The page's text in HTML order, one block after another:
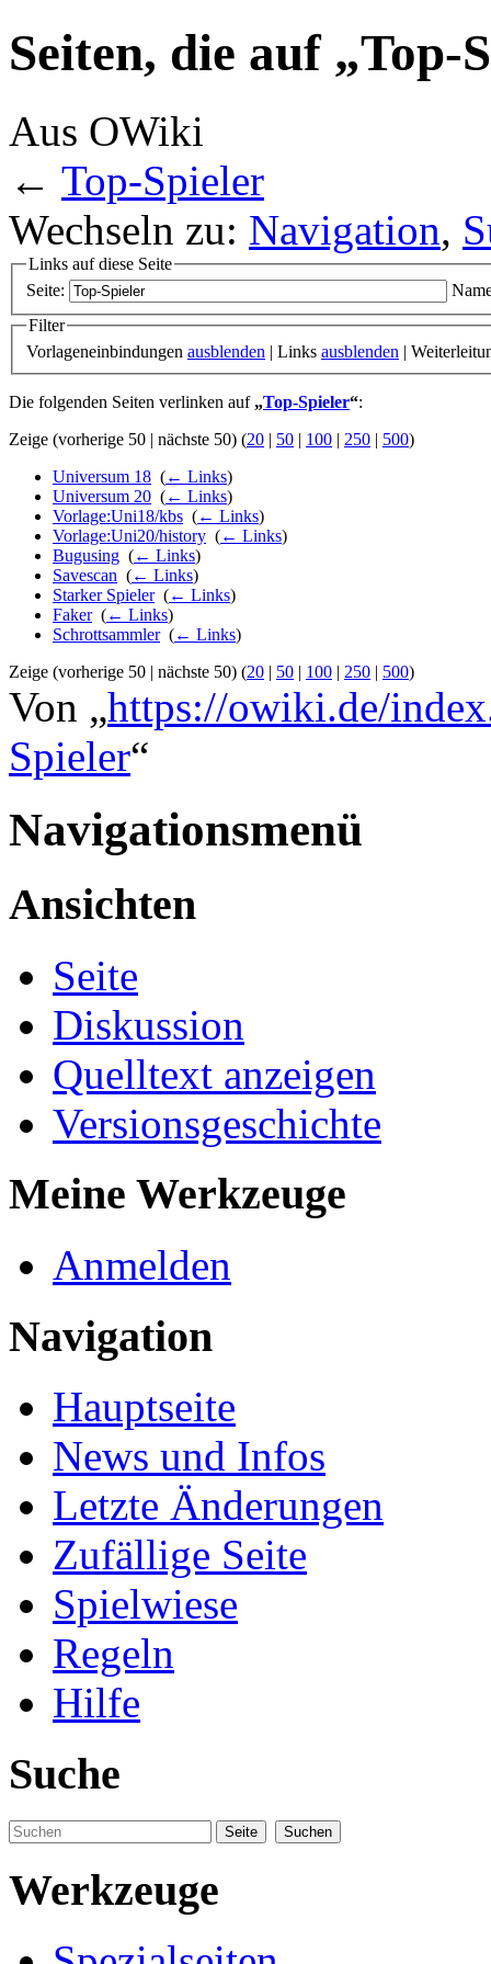
Seiten, die auf
Aus OWiki
← Top-Spieler
Wechseln zu: Navigation,
Links auf diese Seite
Seite:
Filter
Vorlageneinbindungen ausblenden | Links ausblenden |
Die folgenden Seiten verlinken auf „Top-Spieler“:
Zeige (vorherige 50 | nächste 50) (20 | 50 | 100 | 250 | 500)
Universum 18 (← Links)
Universum 20 (← Links)
Vorlage:Uni18/kbs (← Links)
Vorlage:Uni20/history (← Links)
Bugusing (← Links)
Savescan (← Links)
Starker Spieler‎ (← Links)
Faker‎ (← Links)
Schrottsammler‎ (← Links)
Zeige (vorherige 50 | nächste 50) (20 | 50 | 100 | 250 | 500)
Von „https://owiki.de/
Spieler“
Navigationsmenü
Ansichten
Seite
Diskussion
Quelltext anzeigen
Versionsgeschichte
Meine Werkzeuge
Anmelden
Navigation
Hauptseite
News und Infos
Letzte Änderungen
Zufällige Seite
Spielwiese
Regeln
Hilfe
Suche
Werkzeuge